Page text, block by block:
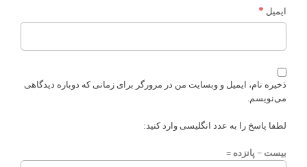
ایمیل *
ذخیره نام، ایمیل و وبسایت من در مرورگر برای زمانی که دوباره دیدگاهی
می‌نویسم.
لطفا پاسخ را به عدد انگلیسی وارد کنید:
بیست − پانزده =